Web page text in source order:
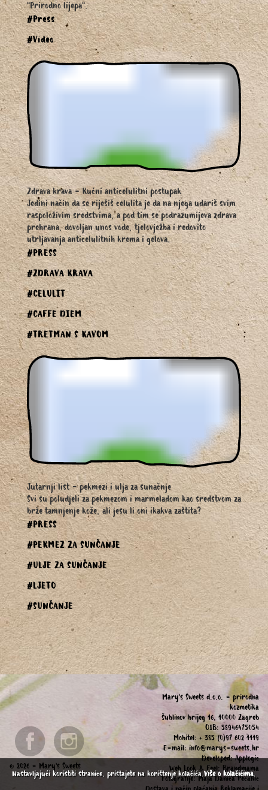
"Prirodno lijepa".
#Press
#Video
Zdrava krava - Kućni anticelulitni postupak
Jedini način da se riješiš celulita je da na njega udariš svim
raspoloživim sredstvima, a pod tim se podrazumijeva zdrava
prehrana, dovoljan unos vode, tjelovježba i redovito
utrljavanja anticelulitnih krema i gelova.
#PRESS
#ZDRAVA KRAVA
#CELULIT
#CAFFE DIEM
#TRETMAN S KAVOM
Jutarnji list - pekmezi i ulja za sunačnje
Svi su poludjeli za pekmezom i marmeladom kao sredstvom za
brže tamnjenje kože, ali jesu li oni ikakva zaštita?
#PRESS
#PEKMEZ ZA SUNČANJE
#ULJE ZA SUNČANJE
#LJETO
#SUNČANJE
© 2026 - Mary's Sweets
Mary's Sweets d.o.o. - prirodna
kozmetika
Šublinov brijeg 16, 10000 Zagreb
OIB: 58946475054
Mobitel: + 385 (0)97 602 1119
E-mail:info@marys-sweets.hr
Developed:Applogic
Web Look & Feel: Brandmama
Fotografije: Maja Danica Pecanic
Nastavljajući koristiti stranice, pristajete na korištenje kolačića.Više o kolačićima.